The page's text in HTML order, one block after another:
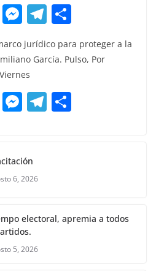
W
s
A
p
M
e
ss
e
n
g
T
e
a
m
m
jurídico para proteger a la
García. Pulso, Por
W M
e
n
er
T
6, 2026
electoral, apremia a todos
5, 2026